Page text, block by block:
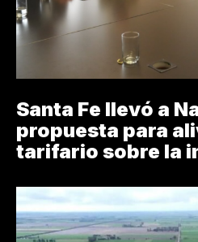
Santa Fe llevó a
propuesta para
tarifario sobre la